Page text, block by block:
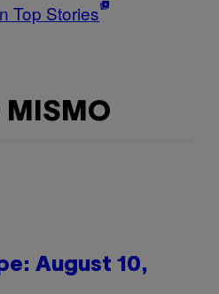
Top Stories
MISMO
August 10,